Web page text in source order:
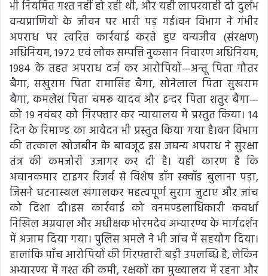
भी नियमित गश्त नहीं हो रही थी, और यही लापरवाही दो दुर्लभ
वन्यप्राणियों के जीवन पर भारी पड़ गई।वन विभाग ने गंभीर
अपराध पर त्वरित कार्रवाई करते हुए वन्यजीव (संरक्षण)
अधिनियम, 1972 एवं लोक सम्पत्ति नुकसान निवारण अधिनियम,
1984 के तहत अपराध दर्ज कर आरोपियों—अन्तू पिता गौतर
बैगा, सखुराम पिता रामासिंह बैगा, सोनेलाल पिता सुखराम
बैगा, कमलेश पिता चमरू यादव और इन्दर पिता शतुर बैगा—
को 19 नवंबर को गिरफ्तार कर न्यायालय में प्रस्तुत किया। 14
दिन के रिमाण्ड का आवेदन भी प्रस्तुत किया गया है।वन विभाग
की तत्काल खोजबीन के बावजूद इस जघन्य अपराध ने सुरक्षा
तंत्र की कमजोरी उजागर कर दी है। यही कारण है कि
अचानकमार टाइगर रिजर्व से विशेष डॉग स्क्वॉड बुलाना पड़ा,
जिसने घटनास्थल खंगालकर महत्वपूर्ण सुराग जुटाए और जांच
को दिशा दी।इस कार्रवाई को वनमण्डलाधिकारी कवर्धा
निखिल अग्रवाल और अधीक्षक भोरमदेव अभ्यारण्य के मार्गदर्शन
में अंजाम दिया गया। पुलिस अमले ने भी जांच में सहयोग दिया।
हालांकि पाँच आरोपियों की गिरफ्तारी बड़ी उपलब्धि है, लेकिन
अभ्यारण्य में गश्त की कमी, रक्षकों का मुख्यालय में रहना और